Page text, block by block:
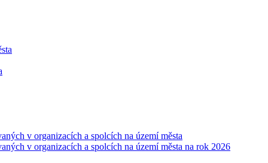
v organizacích a spolcích na území města
v organizacích a spolcích na území města na rok 2026